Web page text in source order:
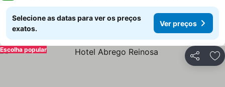
Selecione as datas para ver os preços
exatos.
Ver preços
Partilhar
Escolha popular